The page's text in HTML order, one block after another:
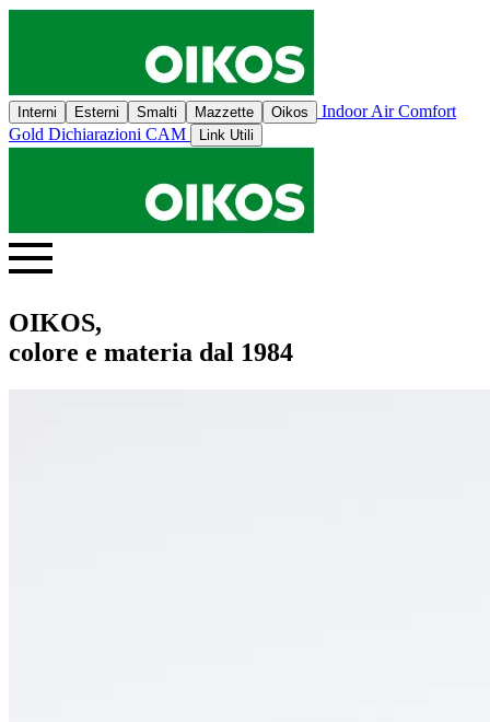
Interni Esterni Smalti Mazzette Oikos
Indoor Air Comfort
Gold Dichiarazioni CAM Link Utili
OIKOS,
colore e materia dal 1984